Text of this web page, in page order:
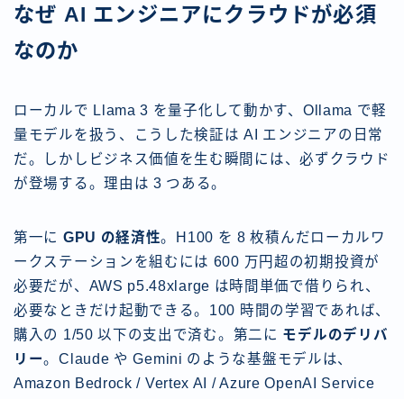
なぜ AI エンジニアにクラウドが必須
なのか
ローカルで Llama 3 を量子化して動かす、Ollama で軽
量モデルを扱う、こうした検証は AI エンジニアの日常
だ。しかしビジネス価値を生む瞬間には、必ずクラウド
が登場する。理由は 3 つある。
第一に GPU の経済性。H100 を 8 枚積んだローカルワ
ークステーションを組むには 600 万円超の初期投資が
必要だが、AWS p5.48xlarge は時間単価で借りられ、
必要なときだけ起動できる。100 時間の学習であれば、
購入の 1/50 以下の支出で済む。第二に モデルのデリバ
リー。Claude や Gemini のような基盤モデルは、
Amazon Bedrock / Vertex AI / Azure OpenAI Service